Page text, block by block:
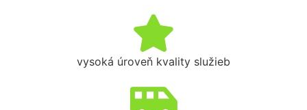
vysoká úroveň kvality služieb